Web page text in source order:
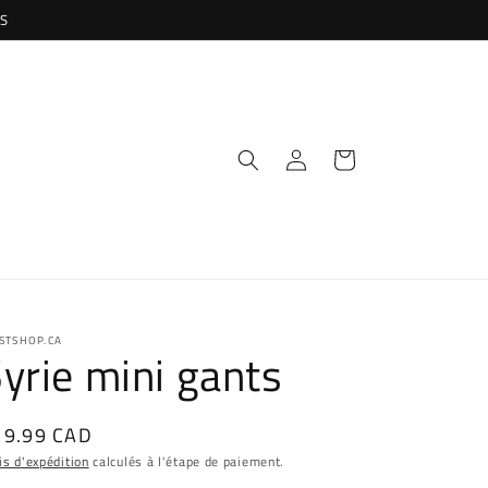
Connexion Panier
mini gants
CAD
d'expédition calculés à l'étape de paiement.